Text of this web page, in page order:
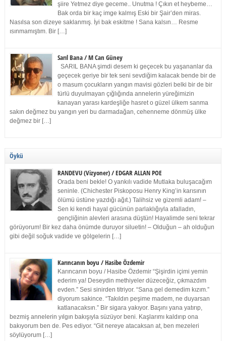
şiire Yetmez diye geceme.. Unutma ! Çıkın et heybeme…
Bak orda bir kaç imge kalmış Eski bir Şair’den miras.
Nasılsa son dizeye saklanmış. İyi bak eskitme ! Sana kalsın… Resme
ısınmamıştım. Bir […]
Sarıl Bana / M Can Güney
SARIL BANA şimdi desem ki geçecek bu yaşananlar da
geçecek geriye bir tek seni sevdiğim kalacak bende bir de
o masum çocukların yangın mavisi gözleri belki bir de bir
türlü duyulmayan çığlığında annelerin yüreğimizin
kanayan yarası kardeşliğe hasret o güzel ülkem sanma
sakın değmez bu yangın yeri bu darmadağan, cehenneme dönmüş ülke
değmez bir […]
Öykü
RANDEVU (Vizyoner) / EDGAR ALLAN POE
Orada beni bekle! O yankılı vadide Mutlaka buluşacağım
seninle. (Chichester Piskoposu Henry King’in karısının
ölümü üstüne yazdığı ağıt.) Talihsiz ve gizemli adam! –
Sen ki kendi hayal gücünün parlaklığıyla afalladın,
gençliğinin alevleri arasına düştün! Hayalimde seni tekrar
görüyorum! Bir kez daha önümde duruyor siluetin! – Olduğun – ah olduğun
gibi değil soğuk vadide ve gölgelerin […]
Karıncanın boyu / Hasibe Özdemir
Karıncanın boyu / Hasibe Özdemir “Şişirdin içimi yemin
ederim ya! Deseydin methiyeler düzeceğiz, çıkmazdım
evden.” Sesi sinirden titriyor. “Sana gel demedim kızım.”
diyorum sakince. “Takıldın peşime madem, ne duyarsan
katlanacaksın.” Bir sigara yakıyor. Başını yana yatırıp,
bezmiş annelerin yılgın bakışıyla süzüyor beni. Kaşlarımı kaldırıp ona
bakıyorum ben de. Pes ediyor. “Git nereye atacaksan at, ben mezeleri
söylüyorum […]